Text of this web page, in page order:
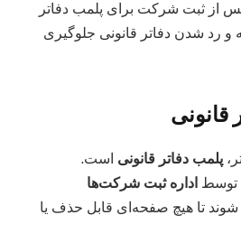
پس از ثبت شرکت برای پلمب دفاتر
و رد شدن دفاتر قانونی جلوگیری
قانونی
پلمب دفاتر قانونی است.
توسط اداره ثبت شرکت‌ها
تا هیچ صفحه‌ای قابل حذف یا